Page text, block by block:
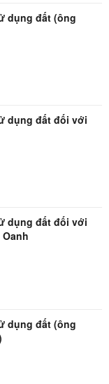
dụng đất (ông
dụng đất đối với
dụng đất đối với
dụng đất (ông